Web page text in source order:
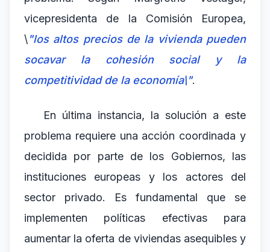
vicepresidenta de la Comisión Europea,
\"los altos precios de la vivienda pueden
socavar la cohesión social y la
competitividad de la economía\".
En última instancia, la solución a este
problema requiere una acción coordinada y
decidida por parte de los Gobiernos, las
instituciones europeas y los actores del
sector privado. Es fundamental que se
implementen políticas efectivas para
aumentar la oferta de viviendas asequibles y